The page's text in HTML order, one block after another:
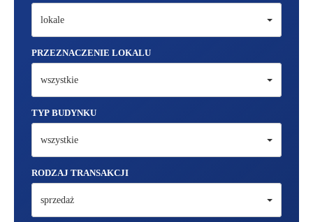
lokale
PRZEZNACZENIE LOKALU
wszystkie
TYP BUDYNKU
wszystkie
RODZAJ TRANSAKCJI
sprzedaż